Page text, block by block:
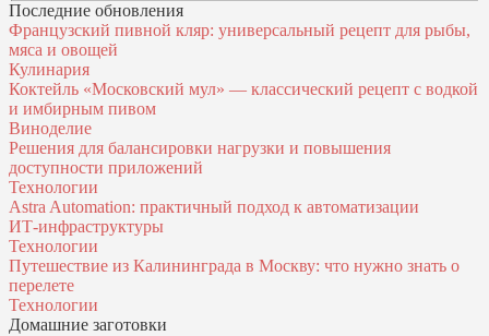
Последние обновления
Французский пивной кляр: универсальный рецепт для рыбы,
мяса и овощей
Кулинария
Коктейль «Московский мул» — классический рецепт с водкой
и имбирным пивом
Виноделие
Решения для балансировки нагрузки и повышения
доступности приложений
Технологии
Astra Automation: практичный подход к автоматизации
ИТ‑инфраструктуры
Технологии
Путешествие из Калининграда в Москву: что нужно знать о
перелете
Технологии
Домашние заготовки